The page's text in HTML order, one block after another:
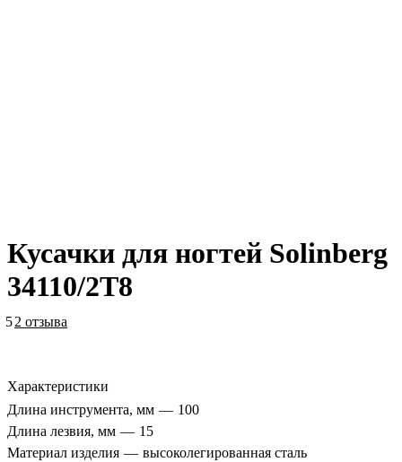
Кусачки для ногтей Solinberg
34110/2T8
52 отзыва
Характеристики
Длина инструмента, мм — 100
Длина лезвия, мм — 15
Материал изделия — высоколегированная сталь